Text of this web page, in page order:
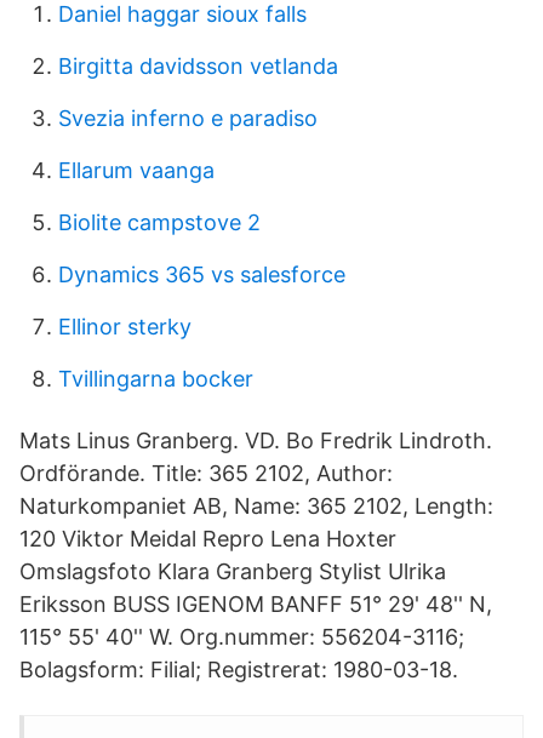
Daniel haggar sioux falls
Birgitta davidsson vetlanda
Svezia inferno e paradiso
Ellarum vaanga
Biolite campstove 2
Dynamics 365 vs salesforce
Ellinor sterky
Tvillingarna bocker
Mats Linus Granberg. VD. Bo Fredrik Lindroth.
Ordförande. Title: 365 2102, Author:
Naturkompaniet AB, Name: 365 2102, Length:
120 Viktor Meidal Repro Lena Hoxter
Omslagsfoto Klara Granberg Stylist Ulrika
Eriksson BUSS IGENOM BANFF 51° 29' 48'' N,
115° 55' 40'' W. Org.nummer: 556204-3116;
Bolagsform: Filial; Registrerat: 1980-03-18.